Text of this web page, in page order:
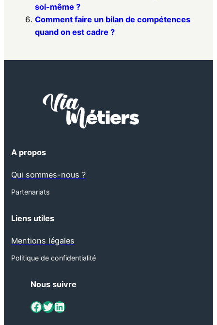
soi-même ?
Comment faire un bilan de compétences
quand on est cadre ?
A propos
Qui sommes-nous ?
Partenariats
Liens utiles
Mentions légales
Politique de confidentialité
Nous suivre
ViaMétiers sur Facebook Twitter LinkedIn